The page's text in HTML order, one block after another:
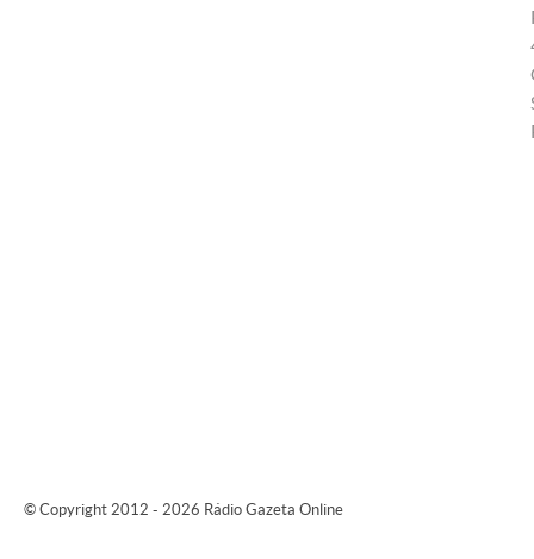
© Copyright 2012 - 2026 Rádio Gazeta Online